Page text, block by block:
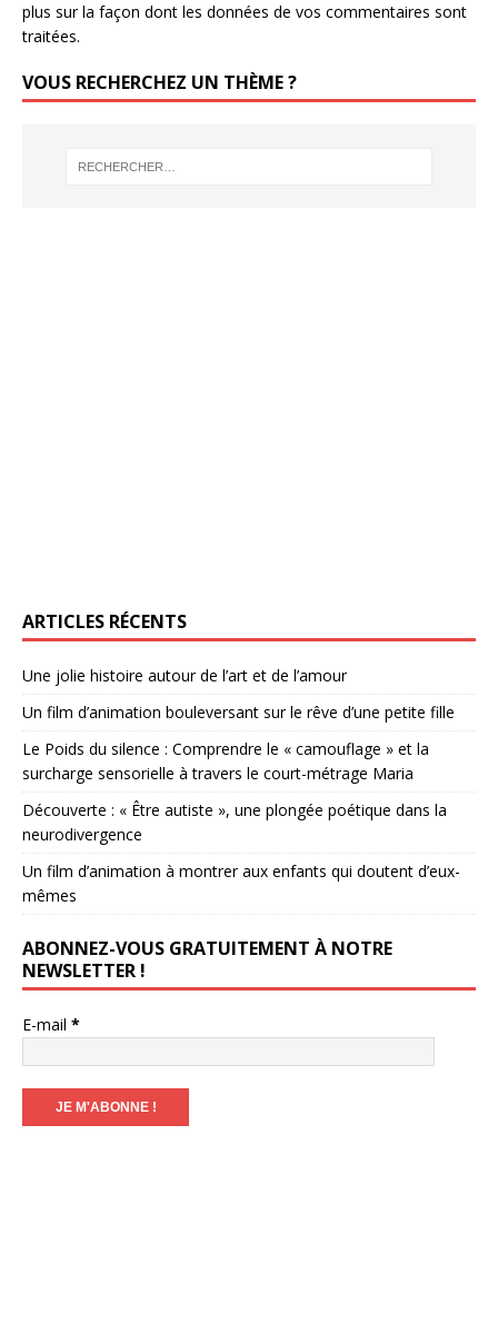
plus sur la façon dont les données de vos commentaires sont
traitées.
VOUS RECHERCHEZ UN THÈME ?
ARTICLES RÉCENTS
Une jolie histoire autour de l’art et de l’amour
Un film d’animation bouleversant sur le rêve d’une petite fille
Le Poids du silence : Comprendre le « camouflage » et la
surcharge sensorielle à travers le court-métrage Maria
Découverte : « Être autiste », une plongée poétique dans la
neurodivergence
Un film d’animation à montrer aux enfants qui doutent d’eux-
mêmes
ABONNEZ-VOUS GRATUITEMENT À NOTRE
NEWSLETTER !
E-mail *